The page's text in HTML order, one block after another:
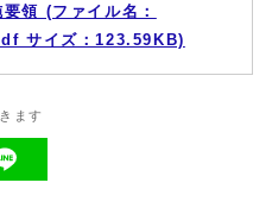
領 (ファイル名：
サイズ：123.59KB)
ます